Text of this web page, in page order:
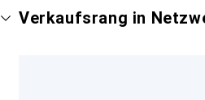
Verkaufsrang in